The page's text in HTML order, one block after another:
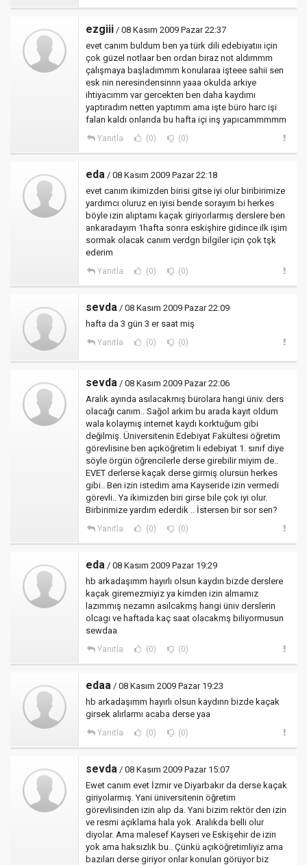
ezgiii / 08 Kasım 2009 Pazar 22:37
evet canım buldum ben ya türk dili edebiyatııı için
çok güzel notlaar ben ordan biraz not aldımmm
çalışmaya başladımmm konularaa işteee sahii sen
esk nin neresindensinnn yaaa okulda arkiye
ihtiyacımm var gercekten ben daha kaydımı
yaptıradım netten yaptımm ama işte büro harc işi
falan kaldı onlarıda bu hafta içi inş yapıcammmmm
Yanıtla (0) (0)
eda / 08 Kasım 2009 Pazar 22:18
evet canım ikimizden birisi gitse iyi olur biribirimize
yardımcı oluruz en iyisi bende sorayım bi herkes
böyle izin alıptamı kaçak giriyorlarmış derslere ben
ankaradayım 1hafta sonra eskişhire gidince ilk işim
sormak olacak canım verdgn bilgiler için çok tşk
ederim
Yanıtla (0) (0)
sevda / 08 Kasım 2009 Pazar 22:09
hafta da 3 gün 3 er saat miş
Yanıtla (0) (0)
sevda / 08 Kasım 2009 Pazar 22:06
Aralık ayında asılacakmış bürolara hangi üniv. ders
olacağı canım.. Sağol arkim bu arada kayıt oldum
wala kolaymış internet kaydı korktuğum gibi
değilmiş. Üniversitenin Edebiyat Fakültesi öğretim
görevlisine ben açıköğretim li edebiyat 1. sınıf diye
söyle örgün öğrencilerle derse girebilir miyim de..
EVET derlerse kaçak derse girmiş olursun herkes
gibi.. Ben izin istedim ama Kayseride izin vermedi
görevli.. Ya ikimizden biri girse bile çok iyi olur.
Birbirimize yardım ederdik .. İstersen bir sor sen?
Yanıtla (0) (0)
eda / 08 Kasım 2009 Pazar 19:29
hb arkadaşımm hayırlı olsun kaydın bizde derslere
kaçak giremezmiyiz ya kimden izin almamız
lazımmış nezamn asılcakmş hangi üniv derslerin
olcagı ve haftada kaç saat olacakmş biliyormusun
sewdaa
Yanıtla (0) (0)
edaa / 08 Kasım 2009 Pazar 19:23
hb arkadaşımm hayırlı olsun kaydınn bizde kaçak
girsek alırlarmı acaba derse yaa
Yanıtla (0) (0)
sevda / 08 Kasım 2009 Pazar 15:07
Ewet canım evet İzmir ve Diyarbakır da derse kaçak
giriyolarmış. Yani üniversitenin öğretim
görevlisinden izin alıp da. Yani bizim rektör den izin
ve resmi açıklama hala yok. Aralıkda belli olur
diyolar. Ama malesef Kayseri ve Eskişehir de izin
yok ama haksızlık bu.. Çünkü açıköğretimliyiz ama
bazıları derse giriyor onlar konuları görüyor biz